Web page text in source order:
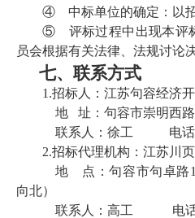
④ 中标单位的确定：以
⑤ 评标过程中出现本评
员会根据有关法律、法规讨论
七、 联系方式
1.招标人： 江苏句容经济
地
址：句容市崇明西路
联系人： 徐工 电话
2.招标代理机构： 江苏川
地
点：句容市句卓路
向北）
联系人： 高工 电话